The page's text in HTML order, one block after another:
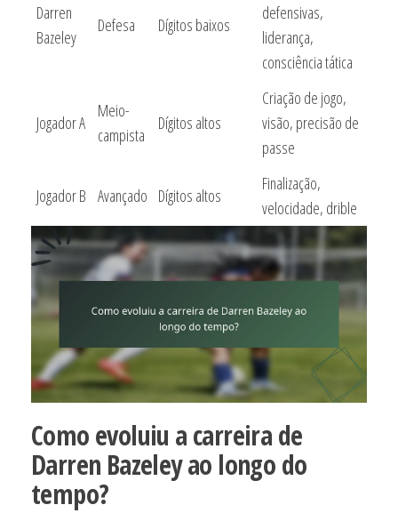
Darren
Bazeley
Defesa Dígitos baixos
defensivas,
liderança,
consciência tática
Jogador A
Meio-
campista
Dígitos altos
Criação de jogo,
visão, precisão de
passe
Jogador B Avançado Dígitos altos
Finalização,
velocidade, drible
Como evoluiu a carreira de
Darren Bazeley ao longo do
tempo?